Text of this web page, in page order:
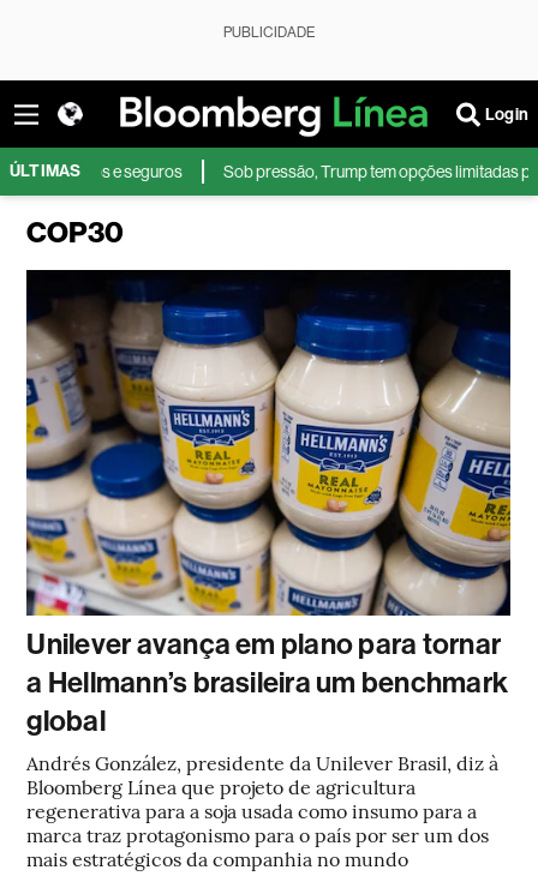
PUBLICIDADE
Login
ÚLTIMAS
seguros Sob pressão, Trump tem opções limitadas para reduzir os
COP30
Unilever avança em plano para tornar
a Hellmann’s brasileira um benchmark
global
Andrés González, presidente da Unilever Brasil, diz à
Bloomberg Línea que projeto de agricultura
regenerativa para a soja usada como insumo para a
marca traz protagonismo para o país por ser um dos
mais estratégicos da companhia no mundo